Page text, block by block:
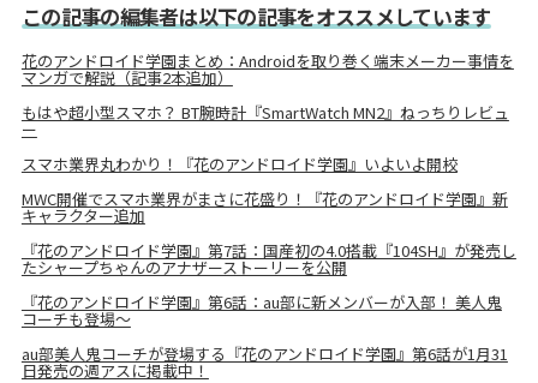
この記事の編集者は以下の記事をオススメしています
花のアンドロイド学園まとめ：Androidを取り巻く端末メーカー事情を
マンガで解説（記事2本追加）
もはや超小型スマホ？ BT腕時計『SmartWatch MN2』ねっちりレビュ
ー
スマホ業界丸わかり！『花のアンドロイド学園』いよいよ開校
MWC開催でスマホ業界がまさに花盛り！『花のアンドロイド学園』新
キャラクター追加
『花のアンドロイド学園』第7話：国産初の4.0搭載『104SH』が発売し
たシャープちゃんのアナザーストーリーを公開
『花のアンドロイド学園』第6話：au部に新メンバーが入部！ 美人鬼
コーチも登場～
au部美人鬼コーチが登場する『花のアンドロイド学園』第6話が1月31
日発売の週アスに掲載中！